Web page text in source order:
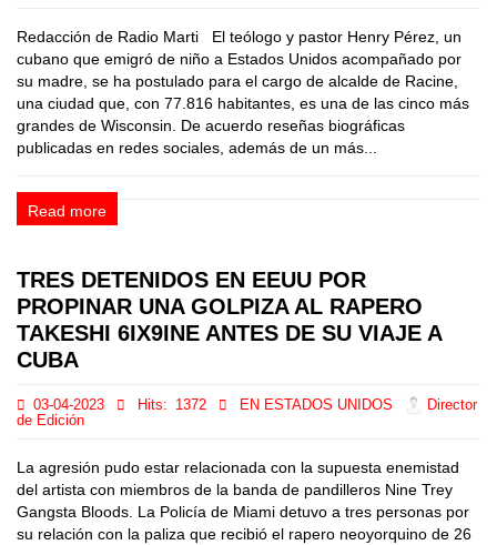
Redacción de Radio Marti El teólogo y pastor Henry Pérez, un
cubano que emigró de niño a Estados Unidos acompañado por
su madre, se ha postulado para el cargo de alcalde de Racine,
una ciudad que, con 77.816 habitantes, es una de las cinco más
grandes de Wisconsin. De acuerdo reseñas biográficas
publicadas en redes sociales, además de un más...
Read more
TRES DETENIDOS EN EEUU POR
PROPINAR UNA GOLPIZA AL RAPERO
TAKESHI 6IX9INE ANTES DE SU VIAJE A
CUBA
03-04-2023 Hits: 1372 EN ESTADOS UNIDOS
Director
de Edición
La agresión pudo estar relacionada con la supuesta enemistad
del artista con miembros de la banda de pandilleros Nine Trey
Gangsta Bloods. La Policía de Miami detuvo a tres personas por
su relación con la paliza que recibió el rapero neoyorquino de 26